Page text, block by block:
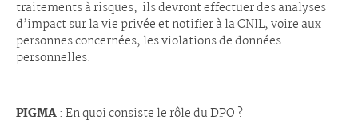
traitements à risques, ils devront effectuer des analyses
d’impact sur la vie privée et notifier à la CNIL, voire aux
personnes concernées, les violations de données
personnelles.
PIGMA: En quoi consiste le rôle du DPO ?